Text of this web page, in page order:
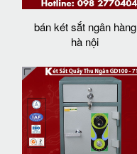
bán két sắt ngân hàng
hà nội